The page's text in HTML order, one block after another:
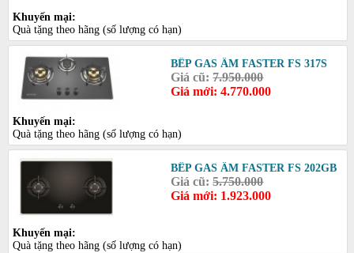
Khuyến mại:
Quà tặng theo hãng (số lượng có hạn)
BẾP GAS ÂM FASTER FS 317S
Giá cũ:7.950.000
Giá mới: 4.770.000
Khuyến mại:
Quà tặng theo hãng (số lượng có hạn)
BẾP GAS ÂM FASTER FS 202GB
Giá cũ:5.750.000
Giá mới: 1.923.000
Khuyến mại:
Quà tặng theo hãng (số lượng có hạn)